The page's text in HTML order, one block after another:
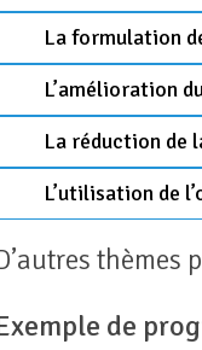
La formulation
L’amélioration
La réduction de
L’utilisation de
thèmes
de